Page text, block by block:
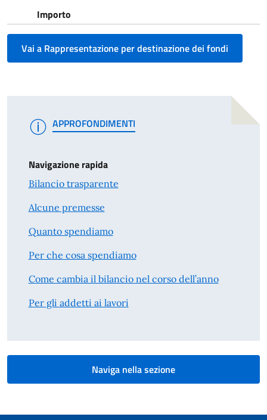
Importo
Vai a Rappresentazione per destinazione dei fondi
APPROFONDIMENTI
Navigazione rapida
Bilancio trasparente
Alcune premesse
Quanto spendiamo
Per che cosa spendiamo
Come cambia il bilancio nel corso dell’anno
Per gli addetti ai lavori
Naviga nella sezione